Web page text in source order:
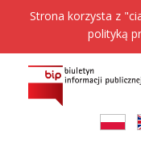
Strona korzysta z
polityką